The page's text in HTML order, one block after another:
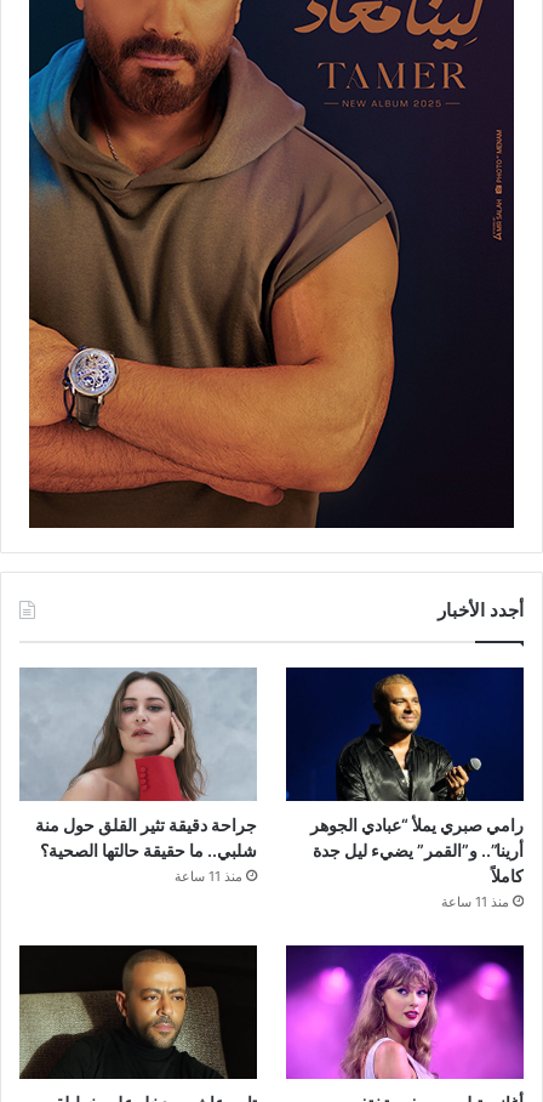
أجدد الأخبار
رامي صبري يملأ “عبادي الجوهر
أرينا”.. و”القمر” يضيء ليل جدة
كاملاً
منذ 11 ساعة
جراحة دقيقة تثير القلق حول منة
شلبي.. ما حقيقة حالتها الصحية؟
منذ 11 ساعة